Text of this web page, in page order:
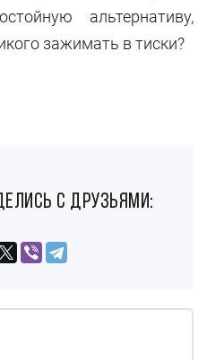
альтернативу,
зажимать в тиски?
с друзьями: